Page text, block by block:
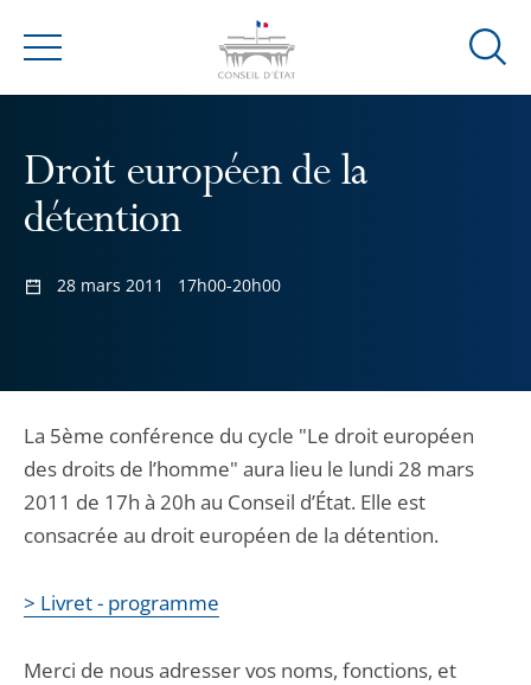
Menu
Ouvrir
Droit européen de la
détention
28 mars 2011 17h00-20h00
La 5ème conférence du cycle "Le droit européen
des droits de l’homme" aura lieu le lundi 28 mars
2011 de 17h à 20h au Conseil d’État. Elle est
consacrée au droit européen de la détention.
> Livret - programme
Merci de nous adresser vos noms, fonctions, et